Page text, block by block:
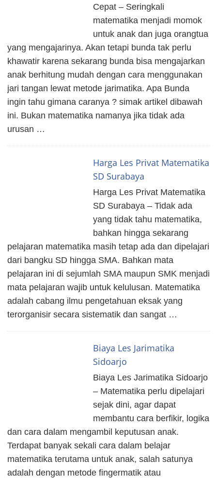
Cepat – Seringkali
matematika menjadi momok
untuk anak dan juga orangtua
yang mengajarinya. Akan tetapi bunda tak perlu
khawatir karena sekarang bunda bisa mengajarkan
anak berhitung mudah dengan cara menggunakan
jari tangan lewat metode jarimatika. Apa Bunda
ingin tahu gimana caranya ? simak artikel dibawah
ini. Bukan matematika namanya jika tidak ada
urusan …
Harga Les Privat Matematika
SD Surabaya
Harga Les Privat Matematika
SD Surabaya – Tidak ada
yang tidak tahu matematika,
bahkan hingga sekarang
pelajaran matematika masih tetap ada dan dipelajari
dari bangku SD hingga SMA. Bahkan mata
pelajaran ini di sejumlah SMA maupun SMK menjadi
mata pelajaran wajib untuk kelulusan. Matematika
adalah cabang ilmu pengetahuan eksak yang
terorganisir secara sistematik dan sangat …
Biaya Les Jarimatika
Sidoarjo
Biaya Les Jarimatika Sidoarjo
– Matematika perlu dipelajari
sejak dini, agar dapat
membantu cara berfikir, logika
dan cara dalam mengambil keputusan anak.
Terdapat banyak sekali cara dalam belajar
matematika terutama untuk anak, salah satunya
adalah dengan metode fingermatik atau